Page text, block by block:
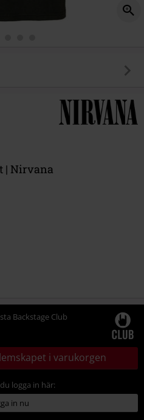
| Nirvana
Backstage Club
i varukorgen
logga in här:
in nu